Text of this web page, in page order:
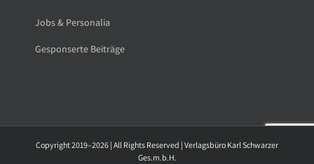
Jobs & Personalia
Gesponserte Beiträge
Copyright 2019–2026 | All Rights Reserved | Verlagsbüro Karl Schwarzer
Ges.m.b.H.